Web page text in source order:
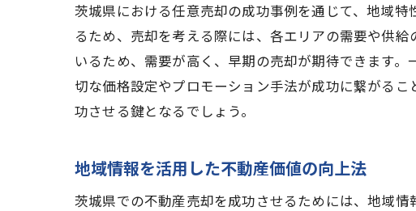
任意
茨城県における任意売却の成功事例を通じて、地域
るため、売却を考える際には、各エリアの需要や供
いるため、需要が高く、早期の売却が期待できます
切な価格設定やプロモーション手法が成功に繋がる
功させる鍵となるでしょう。
地域情報を活用した不動産価値の向上法
茨城県での不動産売却を成功させるためには、地域